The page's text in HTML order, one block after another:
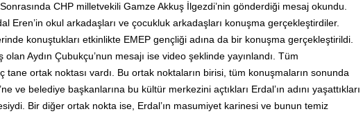
CHP milletvekili Gamze Akkuş İlgezdi’nin gönderdiği mesaj okundu.
Eren’in okul arkadaşları ve çocukluk arkadaşları konuşma gerçekleştirdiler.
konuştukları etkinlikte EMEP gençliği adına da bir konuşma gerçekleştirildi.
Aydın Çubukçu’nun mesajı ise video şeklinde yayınlandı. Tüm
tane ortak noktası vardı. Bu ortak noktaların birisi, tüm konuşmaların sonunda
ve belediye başkanlarına bu kültür merkezini açtıkları Erdal’ın adını yaşattıkları
Bir diğer ortak nokta ise, Erdal’ın masumiyet karinesi ve bunun temiz